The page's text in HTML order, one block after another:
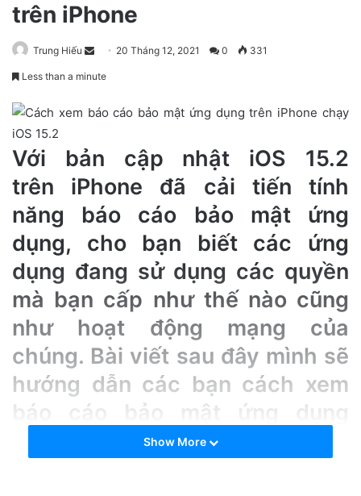
trên iPhone
Trung Hiếu
d
e
m
i
l
20 Tháng 12, 2021 0 331
Less than a minute
Với bản cập nhật iOS 15.2
trên iPhone đã cải tiến tính
năng báo cáo bảo mật ứng
dụng, cho bạn biết các ứng
dụng đang sử dụng các quyền
mà bạn cấp như thế nào cũng
như hoạt động mạng của
chúng. Bài viết sau đây mình sẽ
hướng dẫn các bạn cách xem
báo cáo bảo mật ứng dụng
(App Privacy Report) trên iOS
Show More